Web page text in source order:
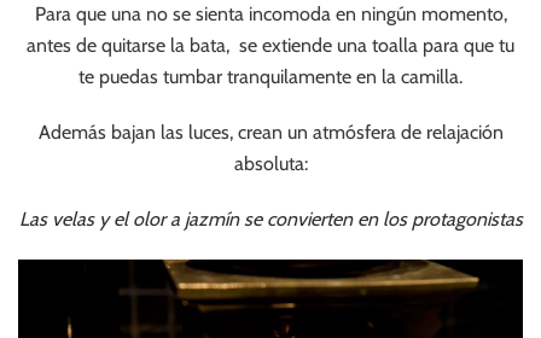
Para que una no se sienta incomoda en ningún momento,
antes de quitarse la bata, se extiende una toalla para que tu
te puedas tumbar tranquilamente en la camilla.
Además bajan las luces, crean un atmósfera de relajación
absoluta:
Las velas y el olor a jazmín se convierten en los protagonistas